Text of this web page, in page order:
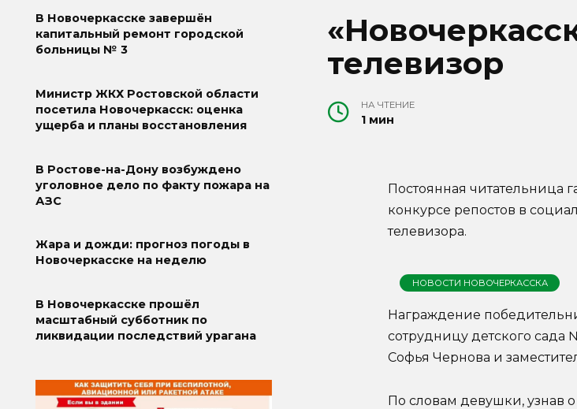
телевизор
НА ЧТЕНИЕ
1 мин
Постоянная читательница
конкурсе репостов в
телевизора.
НОВОСТИ НОВОЧЕРКАССКА
Награждение
сотрудницу детского
Софья Чернова и
По словам девушки, узнав
В Новочеркасске завершён
капитальный ремонт городской
больницы № 3
Министр ЖКХ Ростовской области
посетила Новочеркасск: оценка
ущерба и планы восстановления
В Ростове-на-Дону возбуждено
уголовное дело по факту пожара на
АЗС
Жара и дожди: прогноз погоды в
Новочеркасске на неделю
В Новочеркасске прошёл
масштабный субботник по
ликвидации последствий урагана